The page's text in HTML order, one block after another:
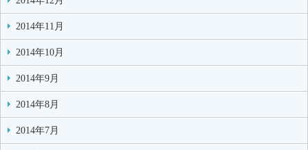
2014年11月
2014年10月
2014年9月
2014年8月
2014年7月